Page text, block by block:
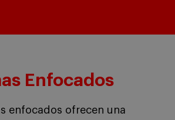
Enfocados
enfocados ofrecen una